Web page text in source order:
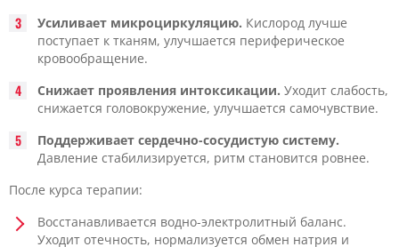
Усиливает микроциркуляцию. Кислород лучше
поступает к тканям, улучшается периферическое
кровообращение.
Снижает проявления интоксикации. Уходит слабость,
снижается головокружение, улучшается самочувствие.
Поддерживает сердечно-сосудистую систему.
Давление стабилизируется, ритм становится ровнее.
После курса терапии:
Восстанавливается водно-электролитный баланс.
Уходит отечность, нормализуется обмен натрия и